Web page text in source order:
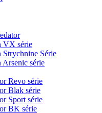
VX série
Strychnine Série
Arsenic série
Revo série
Blak série
Sport série
BK série